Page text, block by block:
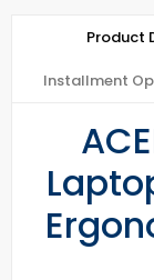
Product
Installment